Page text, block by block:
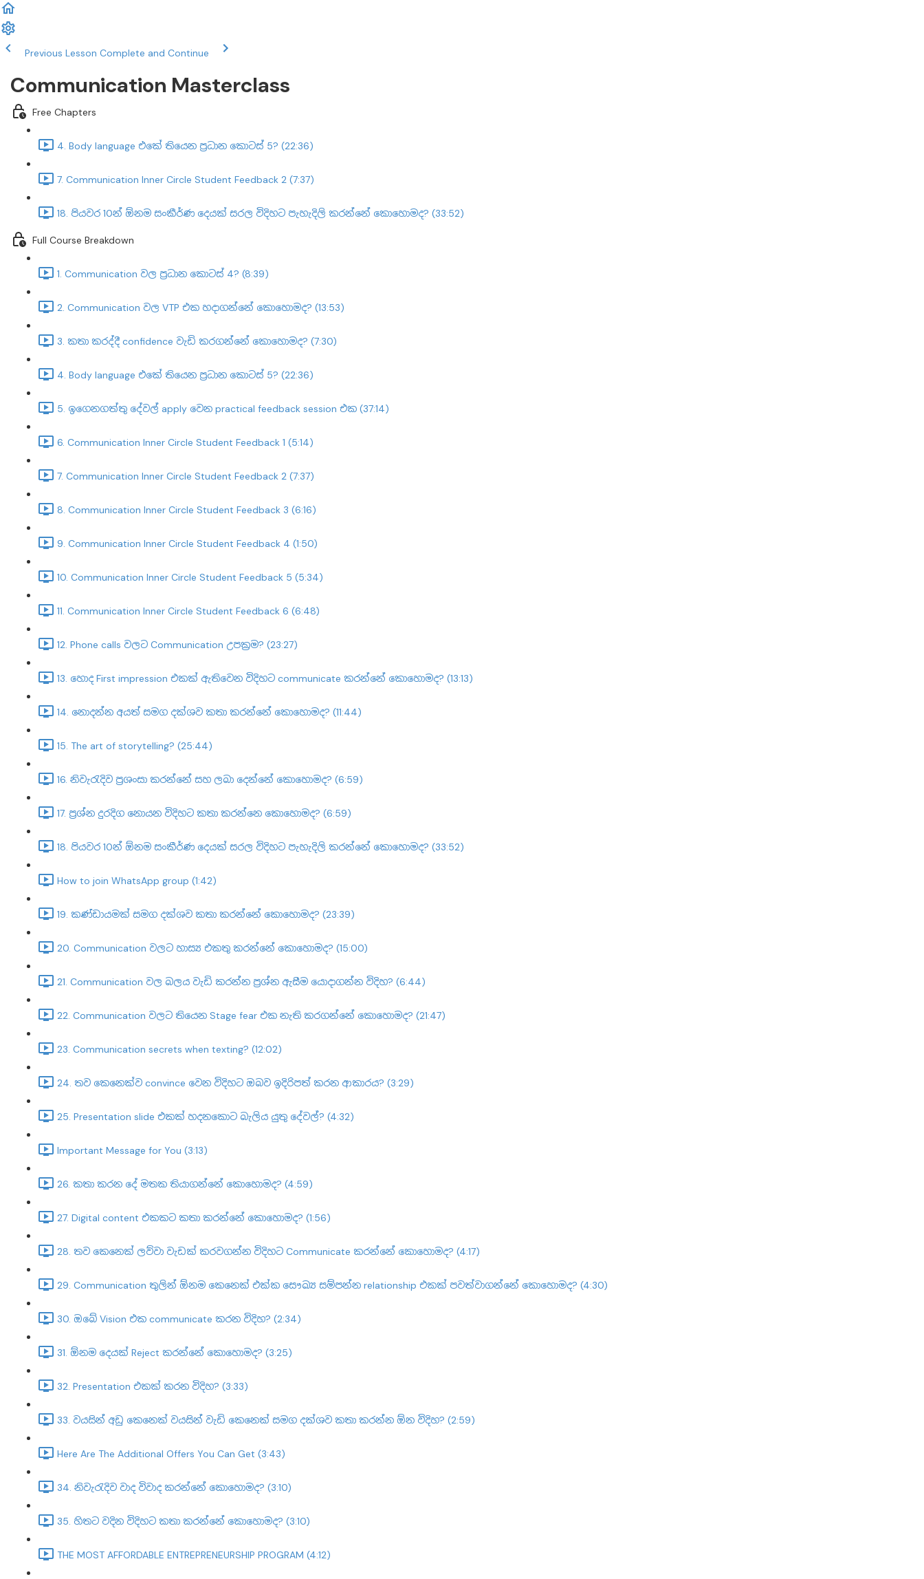
Previous Lesson Complete and Continue
Communication Masterclass
Free Chapters
4. Body language එකේ තියෙන ප්‍රධාන කොටස් 5? (22:36)
7. Communication Inner Circle Student Feedback 2 (7:37)
18. පියවර 10න් ඕනම සංකීර්ණ දෙයක් සරල විදිහට පැහැදිලි කරන්නේ කොහොමද? (33:52)
Full Course Breakdown
1. Communication වල ප්‍රධාන කොටස් 4? (8:39)
2. Communication වල VTP එක හදාගන්නේ කොහොමද? (13:53)
3. කතා කරද්දී confidence වැඩි කරගන්නේ කොහොමද? (7:30)
4. Body language එකේ තියෙන ප්‍රධාන කොටස් 5? (22:36)
5. ඉගෙනගත්තු දේවල් apply වෙන practical feedback session එක (37:14)
6. Communication Inner Circle Student Feedback 1 (5:14)
7. Communication Inner Circle Student Feedback 2 (7:37)
8. Communication Inner Circle Student Feedback 3 (6:16)
9. Communication Inner Circle Student Feedback 4 (1:50)
10. Communication Inner Circle Student Feedback 5 (5:34)
11. Communication Inner Circle Student Feedback 6 (6:48)
12. Phone calls වලට Communication උපක්‍රම? (23:27)
13. හොද First impression එකක් ඇතිවෙන විදිහට communicate කරන්නේ කොහොමද? (13:13)
14. නොදන්න අයත් සමග දක්ශව කතා කරන්නේ කොහොමද? (11:44)
15. The art of storytelling? (25:44)
16. නිවැරැදිව ප්‍රශංසා කරන්නේ සහ ලබා දෙන්නේ කොහොමද? (6:59)
17. ප්‍රශ්න දුරදිග නොයන විදිහට කතා කරන්නෙ කොහොමද? (6:59)
18. පියවර 10න් ඕනම සංකීර්ණ දෙයක් සරල විදිහට පැහැදිලි කරන්නේ කොහොමද? (33:52)
How to join WhatsApp group (1:42)
19. කණ්ඩායමක් සමග දක්ශව කතා කරන්නේ කොහොමද? (23:39)
20. Communication වලට හාස්‍ය එකතු කරන්නේ කොහොමද? (15:00)
21. Communication වල බලය වැඩි කරන්න ප්‍රශ්න ඇසීම යොදාගන්න විදිහ? (6:44)
22. Communication වලට තියෙන Stage fear එක නැති කරගන්නේ කොහොමද? (21:47)
23. Communication secrets when texting? (12:02)
24. තව කෙනෙක්ව convince වෙන විදිහට ඔබව ඉදිරිපත් කරන ආකාරය? (3:29)
25. Presentation slide එකක් හදනකොට බැලිය යුතු දේවල්? (4:32)
Important Message for You (3:13)
26. කතා කරන දේ මතක තියාගන්නේ කොහොමද? (4:59)
27. Digital content එකකට කතා කරන්නේ කොහොමද? (1:56)
28. තව කෙනෙක් ලව්වා වැඩක් කරවගන්න විදිහට Communicate කරන්නේ කොහොමද? (4:17)
29. Communication තුලින් ඕනම කෙනෙක් එක්ක සෞඛ්‍ය සම්පන්න relationship එකක් පවත්වාගන්නේ කොහොමද? (4:30)
30. ඔබේ Vision එක communicate කරන විදිහ? (2:34)
31. ඕනම දෙයක් Reject කරන්නේ කොහොමද? (3:25)
32. Presentation එකක් කරන විදිහ? (3:33)
33. වයසින් අඩු කෙනෙක් වයසින් වැඩි කෙනෙක් සමග දක්ශව කතා කරන්න ඕන විදිහ? (2:59)
Here Are The Additional Offers You Can Get (3:43)
34. නිවැරැදිව වාද විවාද කරන්නේ කොහොමද? (3:10)
35. හිතට වදින විදිහට කතා කරන්නේ කොහොමද? (3:10)
THE MOST AFFORDABLE ENTREPRENEURSHIP PROGRAM (4:12)